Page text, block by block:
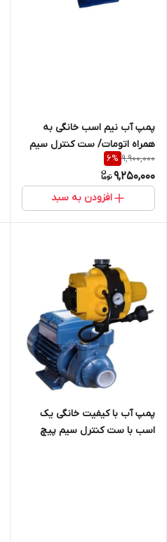
پمپ آب نیم اسب خانگی به
همراه اتومات/ ست کنترل سیم
پیچ مس
9,900,000
6%
9,250,000
افزودن به سبد
پمپ آب با کیفیت خانگی یک
اسب با ست کنترل سیم پیچ